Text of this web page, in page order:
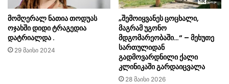
მომღერალ ნათია თოდუას
ოჯახში დიდი ტრაგედია
დატრიალდა .
29 მაისი 2024
„შემოიყვანეს ცოცხალი,
მაგრამ უგონო
მდგომარეობაში…“ – მეხუთე
სართულიდან
გადმოვარდნილი ქალი
კლინიკაში გარდაიცვალა
28 მაისი 2026